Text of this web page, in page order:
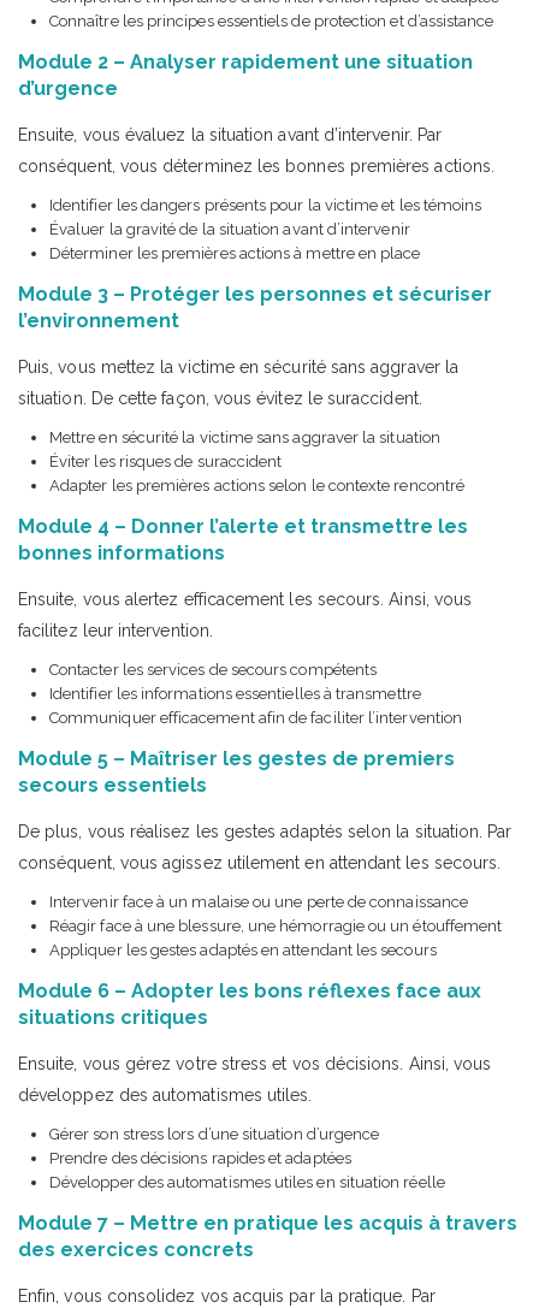
Connaître les principes essentiels de protection et d’assistance
Module 2 – Analyser rapidement une situation
d’urgence
Ensuite, vous évaluez la situation avant d’intervenir. Par
conséquent, vous déterminez les bonnes premières actions.
Identifier les dangers présents pour la victime et les témoins
Évaluer la gravité de la situation avant d’intervenir
Déterminer les premières actions à mettre en place
Module 3 – Protéger les personnes et sécuriser
l’environnement
Puis, vous mettez la victime en sécurité sans aggraver la
situation. De cette façon, vous évitez le suraccident.
Mettre en sécurité la victime sans aggraver la situation
Éviter les risques de suraccident
Adapter les premières actions selon le contexte rencontré
Module 4 – Donner l’alerte et transmettre les
bonnes informations
Ensuite, vous alertez efficacement les secours. Ainsi, vous
facilitez leur intervention.
Contacter les services de secours compétents
Identifier les informations essentielles à transmettre
Communiquer efficacement afin de faciliter l’intervention
Module 5 – Maîtriser les gestes de premiers
secours essentiels
De plus, vous réalisez les gestes adaptés selon la situation. Par
conséquent, vous agissez utilement en attendant les secours.
Intervenir face à un malaise ou une perte de connaissance
Réagir face à une blessure, une hémorragie ou un étouffement
Appliquer les gestes adaptés en attendant les secours
Module 6 – Adopter les bons réflexes face aux
situations critiques
Ensuite, vous gérez votre stress et vos décisions. Ainsi, vous
développez des automatismes utiles.
Gérer son stress lors d’une situation d’urgence
Prendre des décisions rapides et adaptées
Développer des automatismes utiles en situation réelle
Module 7 – Mettre en pratique les acquis à travers
des exercices concrets
Enfin, vous consolidez vos acquis par la pratique. Par